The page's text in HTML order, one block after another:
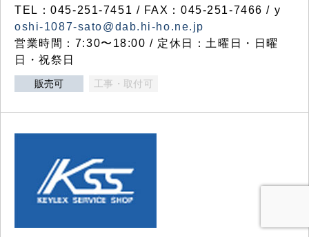
TEL：045-251-7451 / FAX：045-251-7466 / y
oshi-1087-sato@dab.hi-ho.ne.jp
営業時間：7:30〜18:00 / 定休日：土曜日・日曜
日・祝祭日
販売可 工事・取付可